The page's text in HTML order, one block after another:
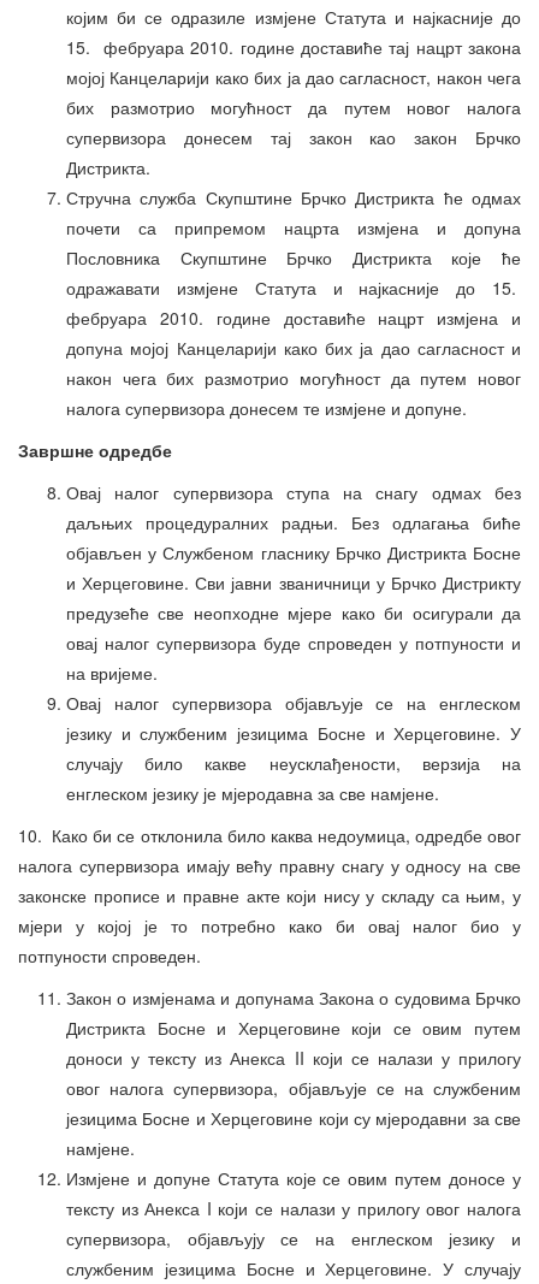
којим би се одразиле измјене Статута и најкасније до
15. фебруара 2010. године доставиће тај нацрт закона
мојој Канцеларији како бих ја дао сагласност, након чега
бих размотрио могућност да путем новог налога
супервизора донесем тај закон као закон Брчко
Дистрикта.
Стручна служба Скупштине Брчко Дистрикта ће одмах
почети са припремом нацрта измјена и допуна
Пословника Скупштине Брчко Дистрикта које ће
одражавати измјене Статута и најкасније до 15.
фебруара 2010. године доставиће нацрт измјена и
допуна мојој Канцеларији како бих ја дао сагласност и
након чега бих размотрио могућност да путем новог
налога супервизора донесем те измјене и допуне.
Завршне одредбе
Овај налог супервизора ступа на снагу одмах без
даљњих процедуралних радњи. Без одлагања биће
објављен у Службеном гласнику Брчко Дистрикта Босне
и Херцеговине. Сви јавни званичници у Брчко Дистрикту
предузеће све неопходне мјере како би осигурали да
овај налог супервизора буде спроведен у потпуности и
на вријеме.
Овај налог супервизора објављује се на енглеском
језику и службеним језицима Босне и Херцеговине. У
случају било какве неусклађености, верзија на
енглеском језику је мјеродавна за све намјене.
10. Како би се отклонила било каква недоумица, одредбе овог
налога супервизора имају већу правну снагу у односу на све
законске прописе и правне акте који нису у складу са њим, у
мјери у којој је то потребно како би овај налог био у
потпуности спроведен.
Закон о измјенама и допунама Закона о судовима Брчко
Дистрикта Босне и Херцеговине који се овим путем
доноси у тексту из Анекса II који се налази у прилогу
овог налога супервизора, објављује се на службеним
језицима Босне и Херцеговине који су мјеродавни за све
намјене.
Измјене и допуне Статута које се овим путем доносе у
тексту из Анекса I који се налази у прилогу овог налога
супервизора, објављују се на енглеском језику и
службеним језицима Босне и Херцеговине. У случају